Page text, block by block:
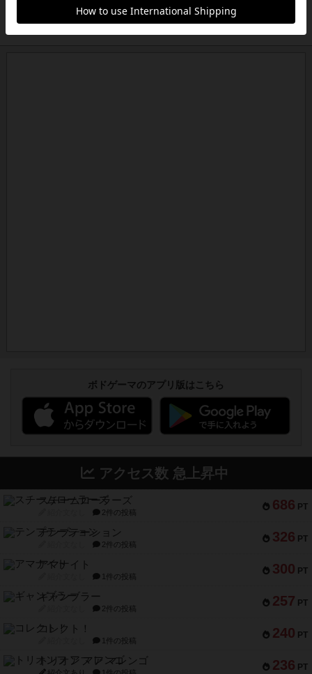
ボドゲーマのアプリ版はこちら
アクセス数 急上昇中
686 PT
スチームローラーズ
2件の投稿
326 PT
テンプテーション
2件の投稿
300 PT
アマナイト
1件の投稿
257 PT
ギャンブラー
2件の投稿
240 PT
コレクト！
1件の投稿
236 PT
トリオンフ ア マレンゴ